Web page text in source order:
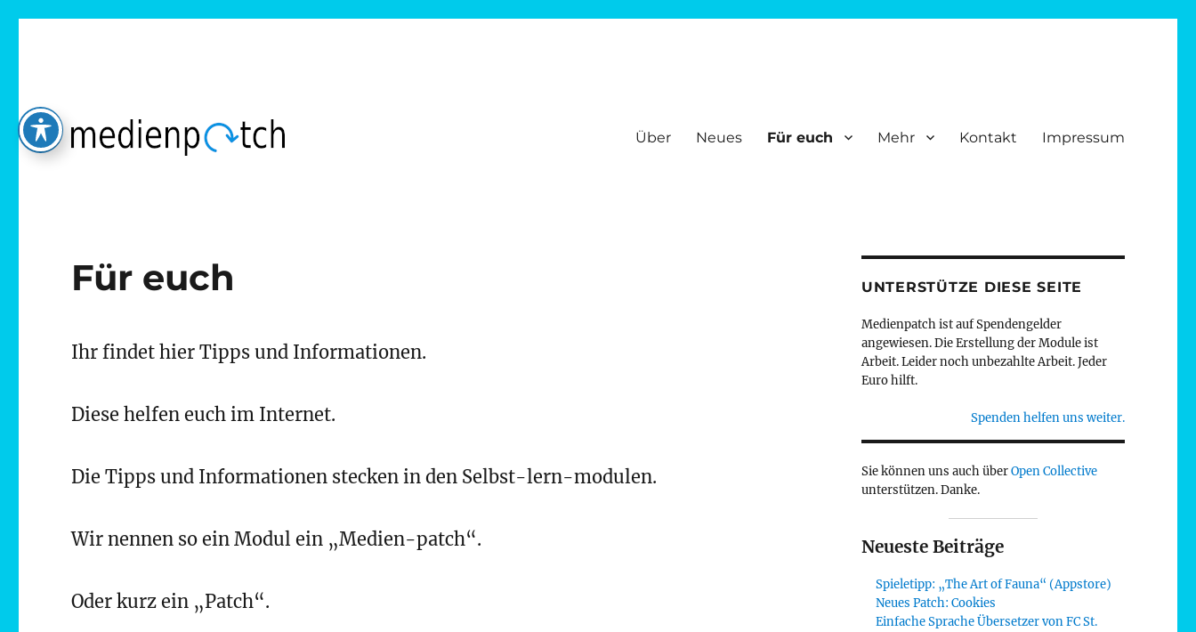
Über Neues Für euch Mehr Kontakt Impressum
Für euch
Ihr findet hier Tipps und Informationen.
Diese helfen euch im Internet.
Die Tipps und Informationen stecken in den Selbst-lern-modulen.
Wir nennen so ein Modul ein „Medien-patch“.
Oder kurz ein „Patch“.
UNTERSTÜTZE DIESE SEITE
Medienpatch ist auf Spendengelder
angewiesen. Die Erstellung der Module ist
Arbeit. Leider noch unbezahlte Arbeit. Jeder
Euro hilft.
Spenden helfen uns weiter.
Sie können uns auch überOpen Collective
unterstützen. Danke.
Neueste Beiträge
Spieletipp: „The Art of Fauna“ (Appstore)
Neues Patch: Cookies
Einfache Sprache Übersetzer von FC St.